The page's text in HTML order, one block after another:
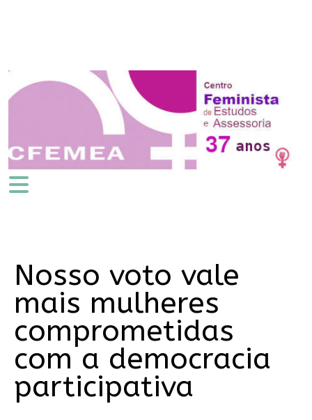
Nosso voto vale
mais mulheres
comprometidas
com a democracia
participativa